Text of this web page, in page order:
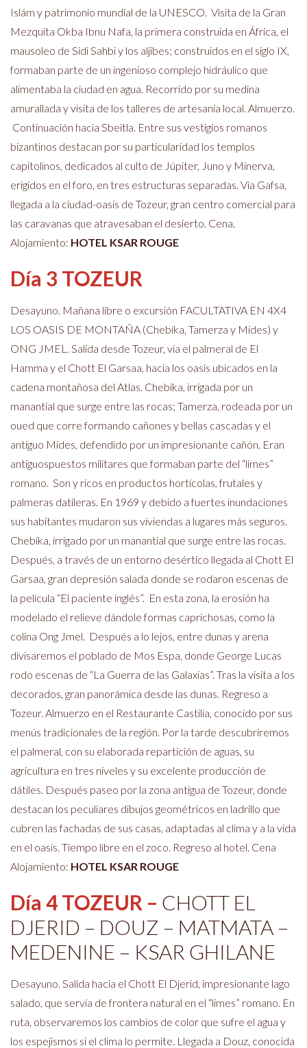
Islám y patrimonio mundial de la UNESCO. Visita de la Gran
Mezquita Okba Ibnu Nafa, la primera construida en África, el
mausoleo de Sidi Sahbi y los aljibes; construidos en el siglo IX,
formaban parte de un ingenioso complejo hidráulico que
alimentaba la ciudad en agua. Recorrido por su medina
amurallada y visita de los talleres de artesanía local. Almuerzo.
Continuación hacia Sbeitla. Entre sus vestigios romanos
bizantinos destacan por su particularidad los templos
capitolinos, dedicados al culto de Júpiter, Juno y Minerva,
erigidos en el foro, en tres estructuras separadas. Vía Gafsa,
llegada a la ciudad-oasis de Tozeur, gran centro comercial para
las caravanas que atravesaban el desierto. Cena.
Alojamiento: HOTEL KSAR ROUGE
Día 3 TOZEUR
Desayuno. Mañana libre o excursión FACULTATIVA EN 4X4
LOS OASIS DE MONTAÑA (Chebika, Tamerza y Mides) y
ONG JMEL. Salida desde Tozeur, via el palmeral de El
Hamma y el Chott El Garsaa, hacia los oasis ubicados en la
cadena montañosa del Atlas. Chebika, irrigada por un
manantial que surge entre las rocas; Tamerza, rodeada por un
oued que corre formando cañones y bellas cascadas y el
antiguo Mides, defendido por un impresionante cañón. Eran
antiguospuestos militares que formaban parte del “limes”
romano. Son y ricos en productos hortícolas, frutales y
palmeras datileras. En 1969 y debido a fuertes inundaciones
sus habitantes mudaron sus viviendas a lugares más seguros.
Chebika, irrigado por un manantial que surge entre las rocas.
Después, a través de un entorno desértico llegada al Chott El
Garsaa, gran depresión salada donde se rodaron escenas de
la película “El paciente inglés”. En esta zona, la erosión ha
modelado el relieve dándole formas caprichosas, como la
colina Ong Jmel. Después a lo lejos, entre dunas y arena
divisaremos el poblado de Mos Espa, donde George Lucas
rodo escenas de “La Guerra de las Galaxias”. Tras la visita a los
decorados, gran panorámica desde las dunas. Regreso a
Tozeur. Almuerzo en el Restaurante Castilia, conocido por sus
menús tradicionales de la región. Por la tarde descubriremos
el palmeral, con su elaborada repartición de aguas, su
agricultura en tres niveles y su excelente producción de
dátiles. Después paseo por la zona antigua de Tozeur, donde
destacan los peculiares dibujos geométricos en ladrillo que
cubren las fachadas de sus casas, adaptadas al clima y a la vida
en el oasis. Tiempo libre en el zoco. Regreso al hotel. Cena
Alojamiento: HOTEL KSAR ROUGE
Día 4 TOZEUR – CHOTT EL
DJERID – DOUZ – MATMATA –
MEDENINE – KSAR GHILANE
Desayuno. Salida hacia el Chott El Djerid, impresionante lago
salado, que servía de frontera natural en el “limes” romano. En
ruta, observaremos los cambios de color que sufre el agua y
los espejismos si el clima lo permite. Llegada a Douz, conocida